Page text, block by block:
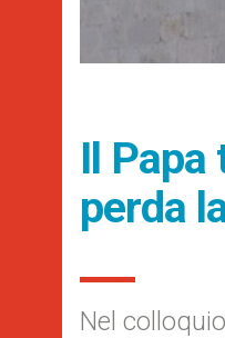
Il Papa
perda
Nel